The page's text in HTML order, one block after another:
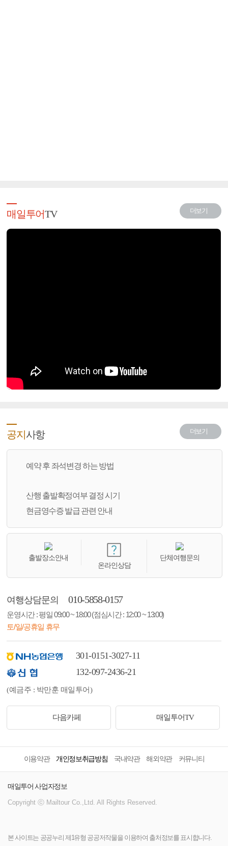
매일투어TV 더보기
공지 사항 더보기
예약 후 좌석변경 하는 방법
산행 출발확정여부 결정 시기
현금영수증 발급 관련 안내
출발장소안내
온라인상담
단체여행문의
여행상담문의 010-5858-0157
운영시간 : 평일 09:00 ~ 18:00 (점심시간 : 12:00 ~ 13:00)
토/일/공휴일 휴무
301-0151-3027-11
132-097-2436-21
(예금주 : 박만훈 매일투어)
다음카페 매일투어TV
이용약관 개인정보취급방침 국내약관 해외약관 커뮤니티
매일투어 사업자정보
Copyright ⓒ Mailtour Co.,Ltd. All Rights Reserved.
본 사이트는 공공누리 제1유형 공공저작물을 이용하여 출처정보를 표시합니다.